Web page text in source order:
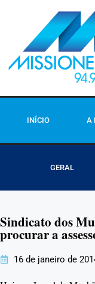
INÍCIO A
GERAL
Sindicato dos
procurar a
16 de janeiro de